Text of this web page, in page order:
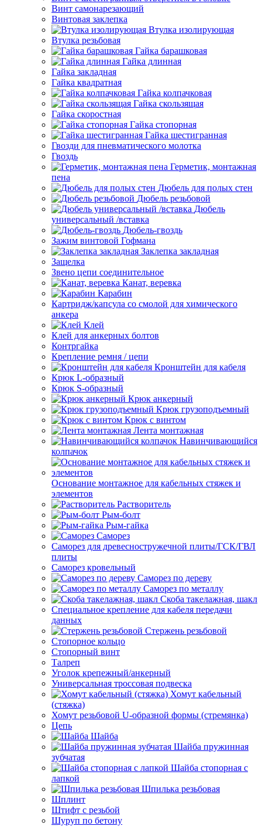
Винт самонарезающий
Винтовая заклепка
Втулка изолирующая
Втулка резьбовая
Гайка барашковая
Гайка длинная
Гайка закладная
Гайка квадратная
Гайка колпачковая
Гайка скользящая
Гайка скоростная
Гайка стопорная
Гайка шестигранная
Гвозди для пневматического молотка
Гвоздь
Герметик, монтажная
пена
Дюбель для полых стен
Дюбель резьбовой
Дюбель
универсальный /вставка
Дюбель-гвоздь
Зажим винтовой Гофмана
Заклепка закладная
Защелка
Звено цепи соединительное
Канат, веревка
Карабин
Картридж/капсула со смолой для химического
анкера
Клей
Клей для анкерных болтов
Контргайка
Крепление ремня / цепи
Кронштейн для кабеля
Крюк L-образный
Крюк S-образный
Крюк анкерный
Крюк грузоподъемный
Крюк с винтом
Лента монтажная
Навинчивающийся
колпачок
Основание монтажное для кабельных стяжек и
элементов
Растворитель
Рым-болт
Рым-гайка
Саморез
Саморез для древесностружечной плиты/ГСК/ГВЛ
плиты
Саморез кровельный
Саморез по дереву
Саморез по металлу
Скоба такелажная, шакл
Специальное крепление для кабеля передачи
данных
Стержень резьбовой
Стопорное кольцо
Стопорный винт
Талреп
Уголок крепежный/анкерный
Универсальная троссовая подвеска
Хомут кабельный
(стяжка)
Хомут резьбовой U-образной формы (стремянка)
Цепь
Шайба
Шайба пружинная
зубчатая
Шайба стопорная с
лапкой
Шпилька резьбовая
Шплинт
Штифт с резьбой
Шуруп по бетону